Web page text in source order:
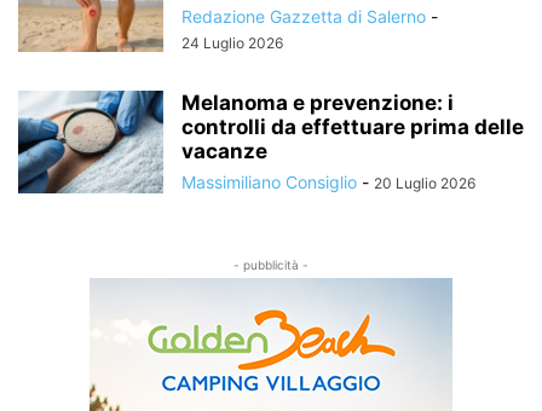
Redazione Gazzetta di Salerno -
24 Luglio 2026
Melanoma e prevenzione: i
controlli da effettuare prima delle
vacanze
Massimiliano Consiglio - 20 Luglio 2026
- pubblicità -